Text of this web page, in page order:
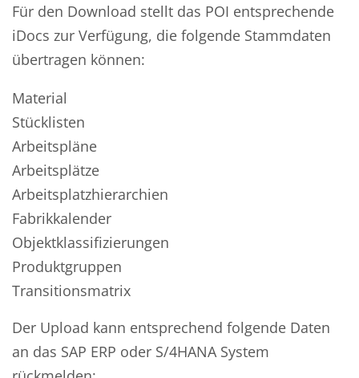
Für den Download stellt das POI entsprechende
iDocs zur Verfügung, die folgende Stammdaten
übertragen können:
Material
Stücklisten
Arbeitspläne
Arbeitsplätze
Arbeitsplatzhierarchien
Fabrikkalender
Objektklassifizierungen
Produktgruppen
Transitionsmatrix
Der Upload kann entsprechend folgende Daten
an das SAP ERP oder S/4HANA System